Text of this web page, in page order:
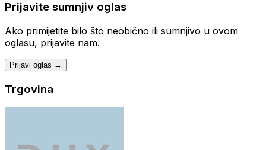
Prijavite sumnjiv oglas
Ako primijetite bilo što neobično ili sumnjivo u ovom
oglasu, prijavite nam.
Prijavi oglas →
Trgovina